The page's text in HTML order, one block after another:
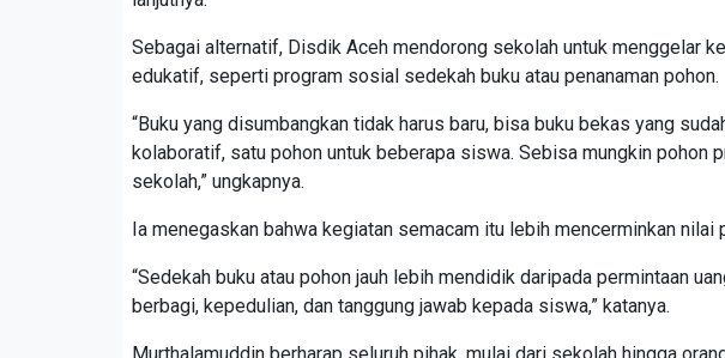
Sebagai alternatif, Disdik Aceh mendorong sekolah untuk menggelar
edukatif, seperti program sosial sedekah buku atau penanaman pohon.
“Buku yang disumbangkan tidak harus baru, bisa buku bekas yang
kolaboratif, satu pohon untuk beberapa siswa. Sebisa mungkin pohon
sekolah,” ungkapnya.
Ia menegaskan bahwa kegiatan semacam itu lebih mencerminkan nilai
“Sedekah buku atau pohon jauh lebih mendidik daripada permintaan
berbagi, kepedulian, dan tanggung jawab kepada siswa,” katanya.